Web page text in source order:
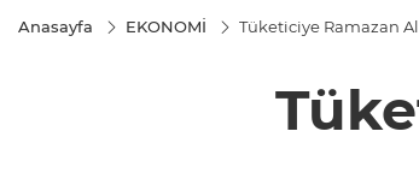
Anasayfa EKONOMİ Tüketiciye Ramazan